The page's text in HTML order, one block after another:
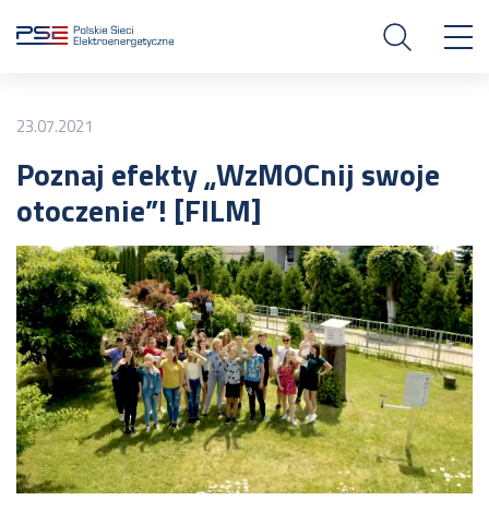
23.07.2021
Poznaj efekty „WzMOCnij swoje
otoczenie”! [FILM]